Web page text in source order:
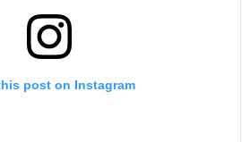
post on Instagram